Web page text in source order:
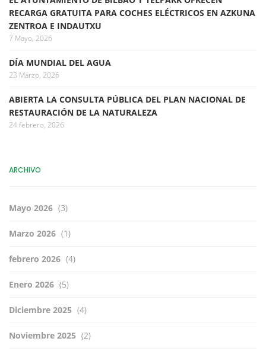
RECARGA GRATUITA PARA COCHES ELÉCTRICOS EN AZKUNA
ZENTROA E INDAUTXU
7 Mayo, 2026
DÍA MUNDIAL DEL AGUA
23 Marzo, 2026
ABIERTA LA CONSULTA PÚBLICA DEL PLAN NACIONAL DE
RESTAURACIÓN DE LA NATURALEZA
24 febrero, 2026
ARCHIVO
Mayo 2026 (3)
Marzo 2026 (1)
febrero 2026 (4)
Enero 2026 (5)
Diciembre 2025 (4)
Noviembre 2025 (2)